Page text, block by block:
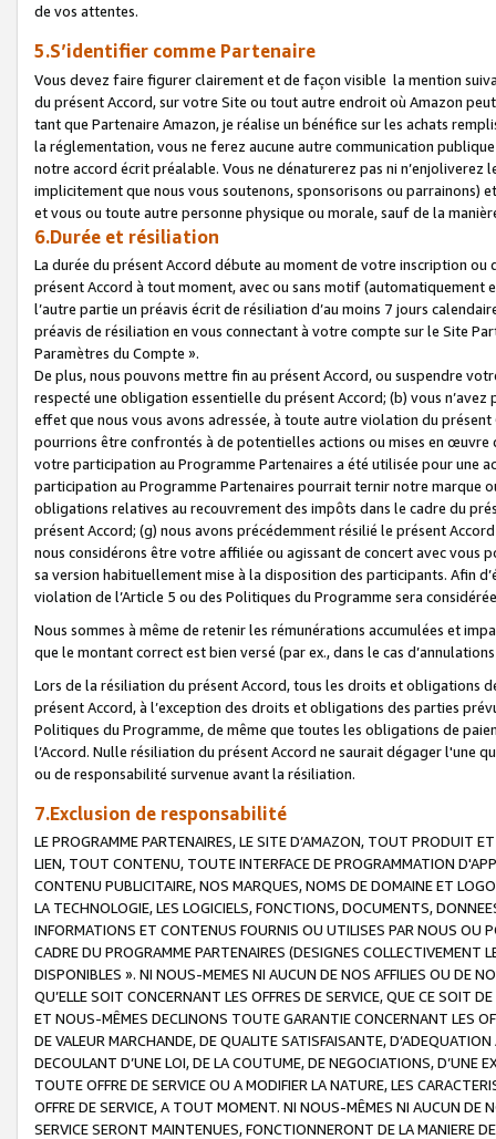
de vos attentes.
5.S’identifier comme Partenaire
Vous devez faire figurer clairement et de façon visible la mention
du présent Accord, sur votre Site ou tout autre endroit où Amazon
tant que Partenaire Amazon, je réalise un bénéfice sur les achats
la réglementation, vous ne ferez aucune autre communication
notre accord écrit préalable. Vous ne dénaturerez pas ni
implicitement que nous vous soutenons, sponsorisons ou parrainons)
et vous ou toute autre personne physique ou morale, sauf de la
6.Durée et résiliation
La durée du présent Accord débute au moment de votre inscription
présent Accord à tout moment, avec ou sans motif (automatiquement
l’autre partie un préavis écrit de résiliation d’au moins 7 jours
préavis de résiliation en vous connectant à votre compte sur le Site
Paramètres du Compte ».
De plus, nous pouvons mettre fin au présent Accord, ou suspendre
respecté une obligation essentielle du présent Accord; (b) vous
effet que nous vous avons adressée, à toute autre violation du
pourrions être confrontés à de potentielles actions ou mises en
votre participation au Programme Partenaires a été utilisée pour une
participation au Programme Partenaires pourrait ternir notre marque
obligations relatives au recouvrement des impôts dans le cadre du
présent Accord; (g) nous avons précédemment résilié le présent
nous considérons être votre affiliée ou agissant de concert avec vous
sa version habituellement mise à la disposition des participants. Afin
violation de l’Article 5 ou des Politiques du Programme sera
Nous sommes à même de retenir les rémunérations accumulées et
que le montant correct est bien versé (par ex., dans le cas
Lors de la résiliation du présent Accord, tous les droits et obligations
présent Accord, à l’exception des droits et obligations des parties
Politiques du Programme, de même que toutes les obligations de
l’Accord. Nulle résiliation du présent Accord ne saurait dégager l'une
ou de responsabilité survenue avant la résiliation.
7.Exclusion de responsabilité
LE PROGRAMME PARTENAIRES, LE SITE D’AMAZON, TOUT PRODUIT
LIEN, TOUT CONTENU, TOUTE INTERFACE DE PROGRAMMATION
CONTENU PUBLICITAIRE, NOS MARQUES, NOMS DE DOMAINE ET
LA TECHNOLOGIE, LES LOGICIELS, FONCTIONS, DOCUMENTS,
INFORMATIONS ET CONTENUS FOURNIS OU UTILISES PAR NOUS OU
CADRE DU PROGRAMME PARTENAIRES (DESIGNES COLLECTIVEMENT
DISPONIBLES ». NI NOUS-MEMES NI AUCUN DE NOS AFFILIES OU DE
QU’ELLE SOIT CONCERNANT LES OFFRES DE SERVICE, QUE CE SOIT
ET NOUS-MÊMES DECLINONS TOUTE GARANTIE CONCERNANT LES
DE VALEUR MARCHANDE, DE QUALITE SATISFAISANTE,
DECOULANT D’UNE LOI, DE LA COUTUME, DE NEGOCIATIONS, D’UNE
TOUTE OFFRE DE SERVICE OU A MODIFIER LA NATURE, LES
OFFRE DE SERVICE, A TOUT MOMENT. NI NOUS-MÊMES NI AUCUN DE
SERVICE SERONT MAINTENUES, FONCTIONNERONT DE LA MANIERE